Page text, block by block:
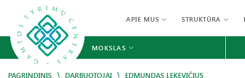
APIE MUS STRUKTŪRA
MOKSLAS
PAGRINDINIS / DARBUOTOJAI / EDMUNDAS LEKEVIČIUS